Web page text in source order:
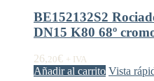
BE152132S2
DN15 K80 68º
26,20€ + IVA
Añadir al carrito Vista